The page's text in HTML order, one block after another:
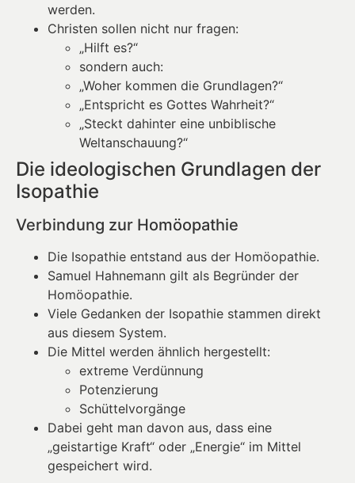
werden.
Christen sollen nicht nur fragen:
„Hilft es?“
sondern auch:
„Woher kommen die Grundlagen?“
„Entspricht es Gottes Wahrheit?“
„Steckt dahinter eine unbiblische
Weltanschauung?“
Die ideologischen Grundlagen der
Isopathie
Verbindung zur Homöopathie
Die Isopathie entstand aus der Homöopathie.
Samuel Hahnemann gilt als Begründer der
Homöopathie.
Viele Gedanken der Isopathie stammen direkt
aus diesem System.
Die Mittel werden ähnlich hergestellt:
extreme Verdünnung
Potenzierung
Schüttelvorgänge
Dabei geht man davon aus, dass eine
„geistartige Kraft“ oder „Energie“ im Mittel
gespeichert wird.